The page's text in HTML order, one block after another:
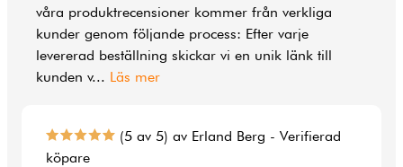
våra produktrecensioner kommer från verkliga
kunder genom följande process: Efter varje
levererad beställning skickar vi en unik länk till
kunden v... Läs mer
(5 av 5) av Erland Berg - Verifierad
köpare